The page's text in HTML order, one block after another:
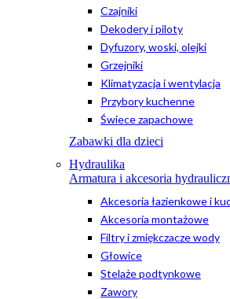
Czajniki
Dekodery i piloty
Dyfuzory, woski, olejki
Grzejniki
Klimatyzacja i wentylacja
Przybory kuchenne
Świece zapachowe
Zabawki dla dzieci
Hydraulika
Armatura i akcesoria
Akcesoria łazienkowe i
Akcesoria montażowe
Filtry i zmiękczacze wody
Głowice
Stelaże podtynkowe
Zawory